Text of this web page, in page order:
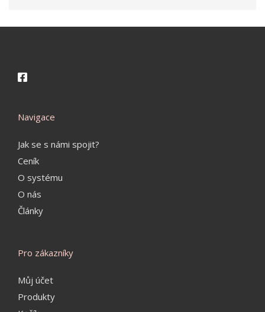
Navigace
Jak se s námi spojit?
Ceník
O systému
O nás
Články
Pro zákazníky
Můj účet
Produkty